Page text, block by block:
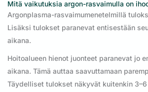
Mitä vaikutuksia argon-rasvaimulla on
Argonplasma-rasvaimumenetelmillä
Lisäksi tulokset paranevat entisestään
aikana.
Hoitoalueen hienot juonteet paranevat jo
aikana. Tämä auttaa saavuttamaan
Täydelliset tulokset näkyvät kuitenkin